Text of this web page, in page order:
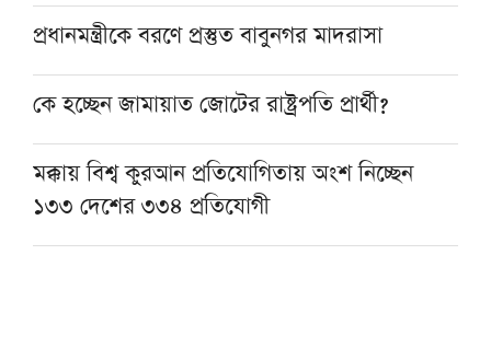
প্রধানমন্ত্রীকে বরণে প্রস্তুত বাবুনগর মাদরাসা
কে হচ্ছেন জামায়াত জোটের রাষ্ট্রপতি প্রার্থী?
মক্কায় বিশ্ব কুরআন প্রতিযোগিতায় অংশ নিচ্ছেন
১৩৩ দেশের ৩৩৪ প্রতিযোগী